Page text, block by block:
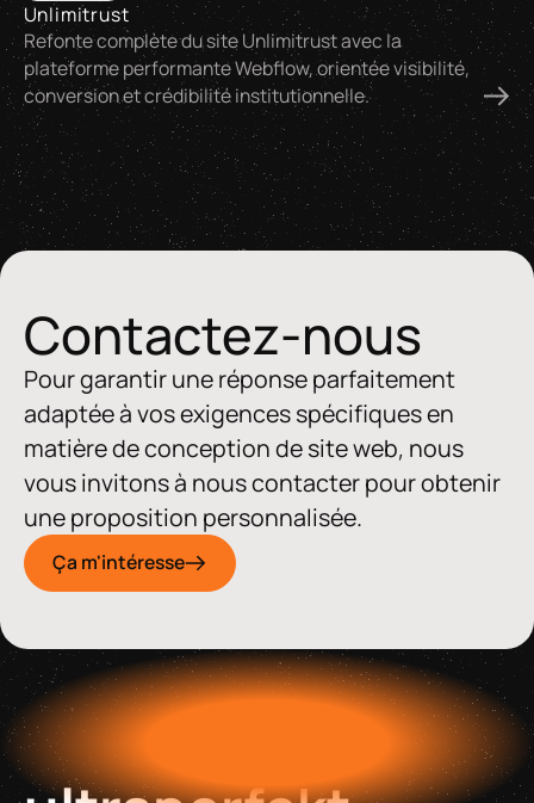
Unlimitrust
Refonte complète du site Unlimitrust avec la
plateforme performante Webflow, orientée visibilité,
conversion et crédibilité institutionnelle.
Contactez-nous
Pour garantir une réponse parfaitement
adaptée à vos exigences spécifiques en
matière de conception de site web, nous
vous invitons à nous contacter pour obtenir
une proposition personnalisée.
Ça m'intéresse